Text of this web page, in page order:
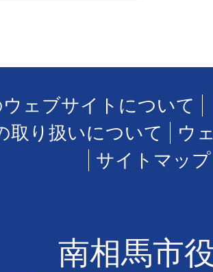
ェブサイトについて
取り扱いについて
ウ
サイトマップ
南相馬市